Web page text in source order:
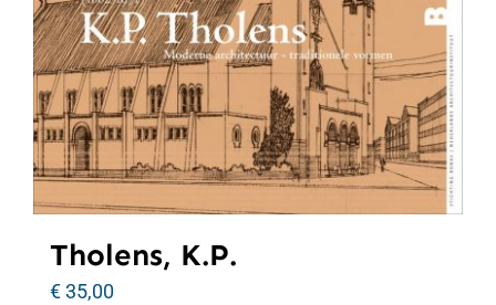
Tholens, K.P.
€35,00